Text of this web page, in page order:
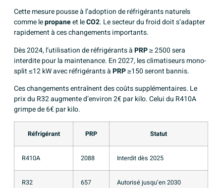
Cette mesure pousse à l’adoption de réfrigérants naturels
comme lepropaneet leCO2. Le secteur du froid doit s’adapter
rapidement à ces changements importants.
Dès 2024, l’utilisation de réfrigérants àPRP≥ 2500 sera
interdite pour la maintenance. En 2027, les climatiseurs mono-
split ≤12 kW avec réfrigérants àPRP≥150 seront bannis.
Ces changements entraînent des coûts supplémentaires. Le
prix du R32 augmente d’environ 2€ par kilo. Celui du R410A
grimpe de 6€ par kilo.
Réfrigérant PRP Statut
R410A 2088 Interdit dès 2025
R32 657 Autorisé jusqu’en 2030